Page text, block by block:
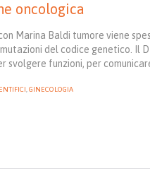
oncologica
Marina Baldi tumore viene
mutazioni del codice genetico. Il
svolgere funzioni, per
GINECOLOGIA